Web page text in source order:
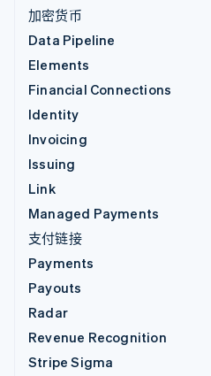
加密货币
Data Pipeline
Elements
Financial Connections
Identity
Invoicing
Issuing
Link
Managed Payments
支付链接
Payments
Payouts
Radar
Revenue Recognition
Stripe Sigma